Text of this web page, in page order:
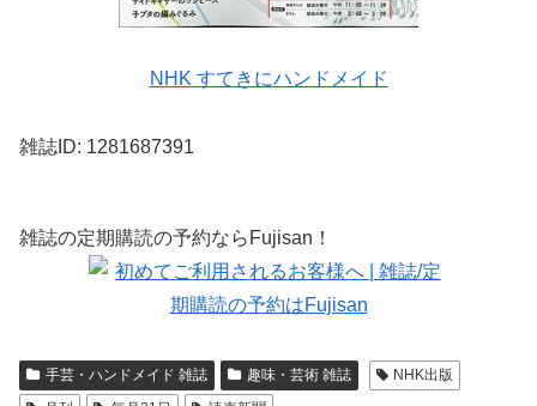
NHK すてきにハンドメイド
雑誌ID: 1281687391
雑誌の定期購読の予約ならFujisan！
手芸・ハンドメイド 雑誌 趣味・芸術 雑誌
NHK出版